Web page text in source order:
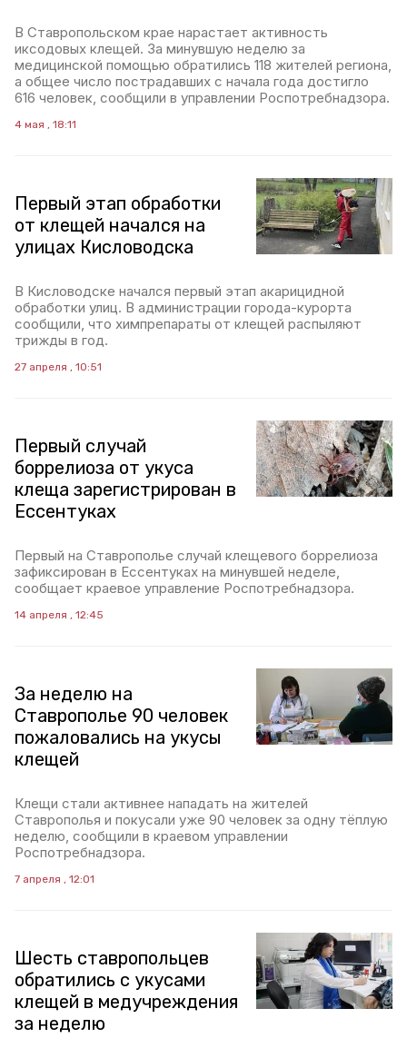
В Ставропольском крае нарастает активность
иксодовых клещей. За минувшую неделю за
медицинской помощью обратились 118 жителей региона,
а общее число пострадавших с начала года достигло
616 человек, сообщили в управлении Роспотребнадзора.
4 мая , 18:11
Первый этап обработки
от клещей начался на
улицах Кисловодска
В Кисловодске начался первый этап акарицидной
обработки улиц. В администрации города-курорта
сообщили, что химпрепараты от клещей распыляют
трижды в год.
27 апреля , 10:51
Первый случай
боррелиоза от укуса
клеща зарегистрирован в
Ессентуках
Первый на Ставрополье случай клещевого боррелиоза
зафиксирован в Ессентуках на минувшей неделе,
сообщает краевое управление Роспотребнадзора.
14 апреля , 12:45
За неделю на
Ставрополье 90 человек
пожаловались на укусы
клещей
Клещи стали активнее нападать на жителей
Ставрополья и покусали уже 90 человек за одну тёплую
неделю, сообщили в краевом управлении
Роспотребнадзора.
7 апреля , 12:01
Шесть ставропольцев
обратились с укусами
клещей в медучреждения
за неделю